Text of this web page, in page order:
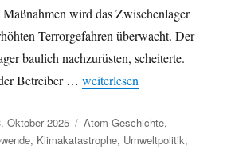
wird das Zwischenlager
Terrorgefahren überwacht. Der
baulich nachzurüsten, scheiterte.
Betreiber …„Lubmin:
weiterlesen
Oktober 2025 Kategorien
Atom-Geschichte,
, Klimakatastrophe, Umweltpolitik,